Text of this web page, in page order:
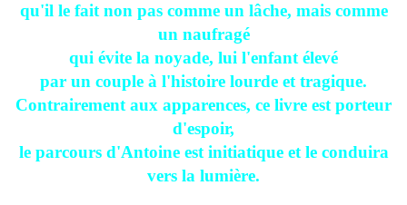
qu'il le fait non pas comme un lâche, mais comme
un naufragé
qui évite la noyade, lui l'enfant élevé
par un couple à l'histoire lourde et tragique.
Contrairement aux apparences, ce livre est porteur
d'espoir,
le parcours d'Antoine est initiatique et le conduira
vers la lumière.